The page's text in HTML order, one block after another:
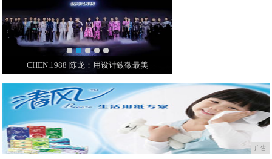
致敬最美 王室最昂贵的珠宝亮相!果然钻石是女人最好
广告